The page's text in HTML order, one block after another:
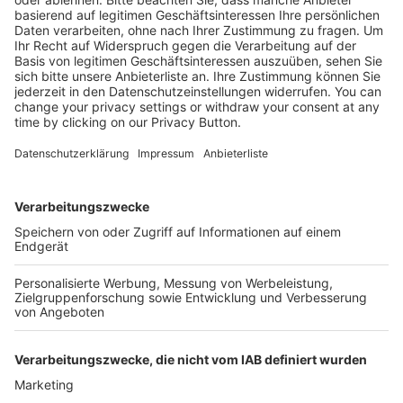
Mehr Infos
Kostenlose Rücksendung bis zu 14 Tage nach
Bestelleingang (innerhalb Deutschlands).
Versandkosten.
Der Bestellprozess ist mit Hilfe eines SSL-
SERVICE HOTLINE
SHOP SERVICE